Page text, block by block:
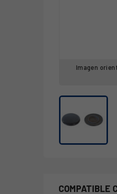
Imagen
COMPATIBLE